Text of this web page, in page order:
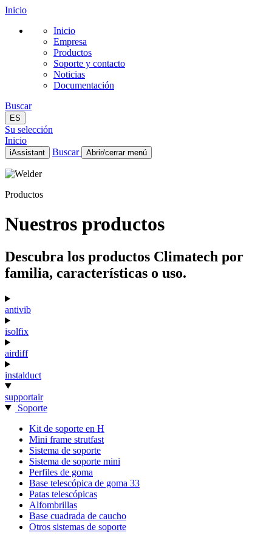
Inicio
Inicio
Empresa
Productos
Soporte y contacto
Noticias
Documentación
Buscar
ES
Su selección
Inicio
iAssistant Buscar Abrir/cerrar menú
Inicio
Productos
Noticias
Documentación
Productos
Nuestros productos
Descubra los productos Climatech por
familia, características o uso.
antivib
isolfix
airdiff
instalduct
supportair
Soporte
Kit de soporte en H
Mini frame strutfast
Sistema de soporte
Sistema de soporte mini
Perfiles de goma
Base telescópica de goma 33
Patas telescópicas
Alfombrillas
Base cuadrada de caucho
Otros sistemas de soporte